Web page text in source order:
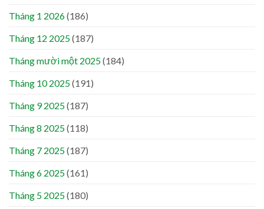
Tháng 1 2026(186)
Tháng 12 2025(187)
Tháng mười một 2025(184)
Tháng 10 2025(191)
Tháng 9 2025(187)
Tháng 8 2025(118)
Tháng 7 2025(187)
Tháng 6 2025(161)
Tháng 5 2025(180)